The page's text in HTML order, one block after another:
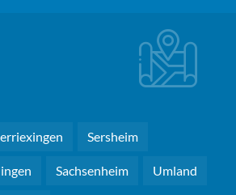
Sersheim
Sachsenheim Umland